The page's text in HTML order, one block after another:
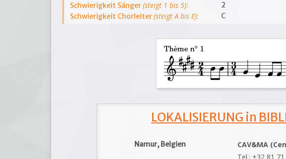
Schwierigkeit Sänger(steigt 1 bis 5):
2
Schwierigkeit Chorleiter(steigt A bis E): C
LOKALISIERUNG in
Namur, Belgien
CAV&MA
Tel.: +32 81